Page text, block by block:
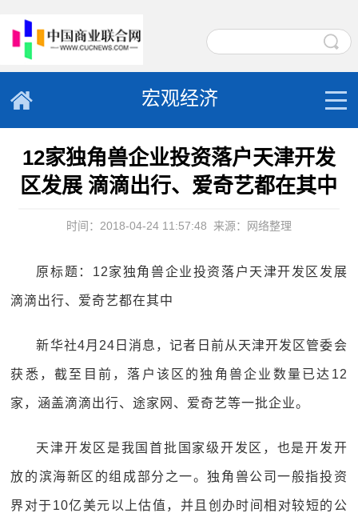
宏观经济
12家独角兽企业投资落户天津开发
区发展 滴滴出行、爱奇艺都在其中
时间：2018-04-24 11:57:48 来源：网络整理
原标题：12家独角兽企业投资落户天津开发区发展
滴滴出行、爱奇艺都在其中
新华社4月24日消息，记者日前从天津开发区管委会
获悉，截至目前，落户该区的独角兽企业数量已达12
家，涵盖滴滴出行、途家网、爱奇艺等一批企业。
天津开发区是我国首批国家级开发区，也是开发开
放的滨海新区的组成部分之一。独角兽公司一般指投资
界对于10亿美元以上估值，并且创办时间相对较短的公